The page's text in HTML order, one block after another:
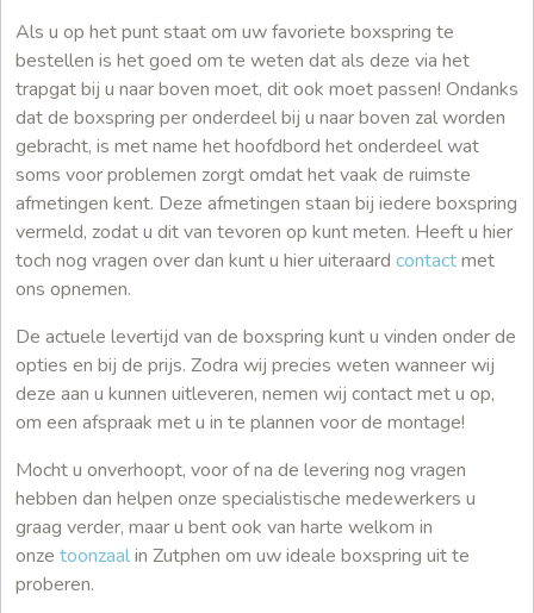
Als u op het punt staat om uw favoriete boxspring te
bestellen is het goed om te weten dat als deze via het
trapgat bij u naar boven moet, dit ook moet passen! Ondanks
dat de boxspring per onderdeel bij u naar boven zal worden
gebracht, is met name het hoofdbord het onderdeel wat
soms voor problemen zorgt omdat het vaak de ruimste
afmetingen kent. Deze afmetingen staan bij iedere boxspring
vermeld, zodat u dit van tevoren op kunt meten. Heeft u hier
toch nog vragen over dan kunt u hier uiteraard contactmet
ons opnemen.
De actuele levertijd van de boxspring kunt u vinden onder de
opties en bij de prijs. Zodra wij precies weten wanneer wij
deze aan u kunnen uitleveren, nemen wij contact met u op,
om een afspraak met u in te plannen voor de montage!
Mocht u onverhoopt, voor of na de levering nog vragen
hebben dan helpen onze specialistische medewerkers u
graag verder, maar u bent ook van harte welkom in
onze toonzaalin Zutphen om uw ideale boxspring uit te
proberen.